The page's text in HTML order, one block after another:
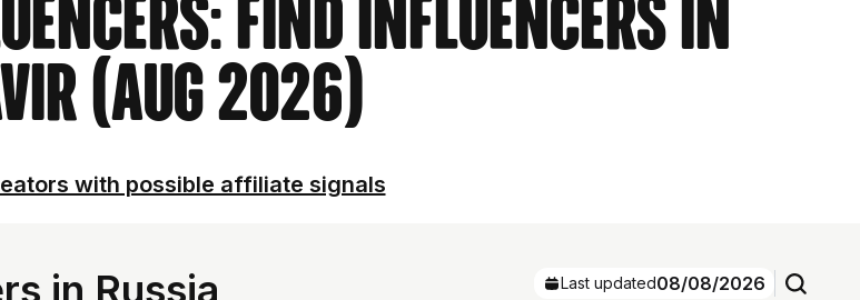
Find Influencers in
(Aug 2026)
with possible affiliate signals
in Russia Last updated08/08/2026